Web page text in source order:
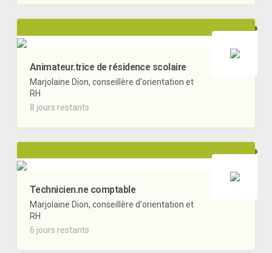
Animateur.trice de résidence scolaire
Marjolaine Dion, conseillère d'orientation et
RH
8 jours restants
Technicien.ne comptable
Marjolaine Dion, conseillère d'orientation et
RH
6 jours restants